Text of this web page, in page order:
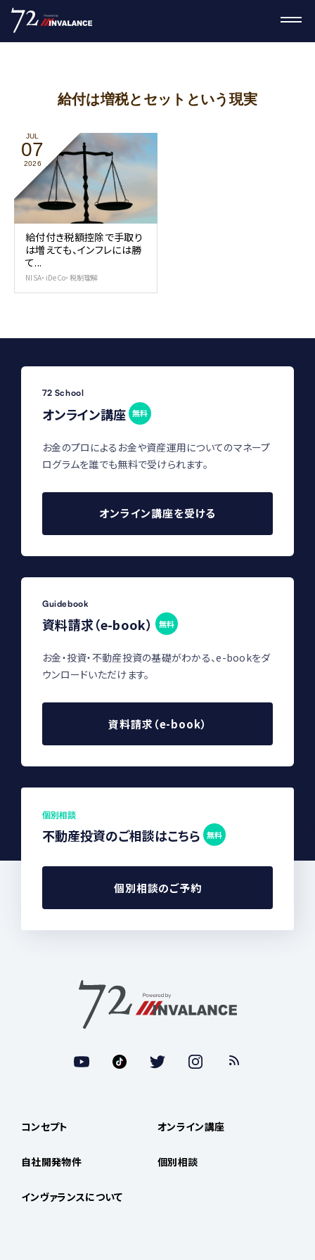
給付は増税とセットという現実
JUL
07
2026
給付付き税額控除で手取り
は増えても、インフレには勝
て...
NISA・iDeCo・税制理解
72 School
オンライン講座 無料
お金のプロによるお金や資産運用についてのマネープ
ログラムを誰でも無料で受けられます。
オンライン講座を受ける
Guidebook
資料請求（e-book） 無料
お金・投資・不動産投資の基礎がわかる、e-bookをダ
ウンロードいただけます。
資料請求（e-book）
個別相談
不動産投資のご相談はこちら 無料
個別相談のご予約
コンセプト
自社開発物件
インヴァランスについて
オンライン講座
個別相談